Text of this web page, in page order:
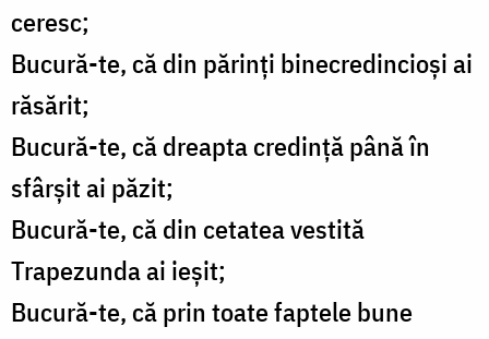
ceresc;
Bucură-te, că din părinţi binecredincioşi ai
răsărit;
Bucură-te, că dreapta credinţă până în
sfârşit ai păzit;
Bucură-te, că din cetatea vestită
Trapezunda ai ieşit;
Bucură-te, că prin toate faptele bune